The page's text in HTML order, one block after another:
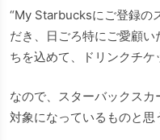
“My Starbucksにご登録の
だき、日ごろ特にご愛顧
ちを込めて、ドリンクチ
なので、スターバックス
対象になっているものと思